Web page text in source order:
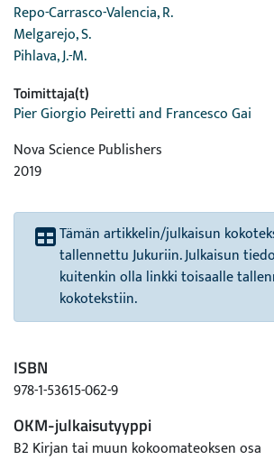
Repo-Carrasco-Valencia, R.
Melgarejo, S.
Pihlava, J.-M.
Toimittaja(t)
Pier Giorgio Peiretti and Francesco Gai
Nova Science Publishers
2019
Tämän artikkelin/julkaisun
tallennettu Jukuriin. Julkaisun
kuitenkin olla linkki toisaalle
kokotekstiin.
ISBN
978-1-53615-062-9
OKM-julkaisutyyppi
B2 Kirjan tai muun kokoomateoksen osa